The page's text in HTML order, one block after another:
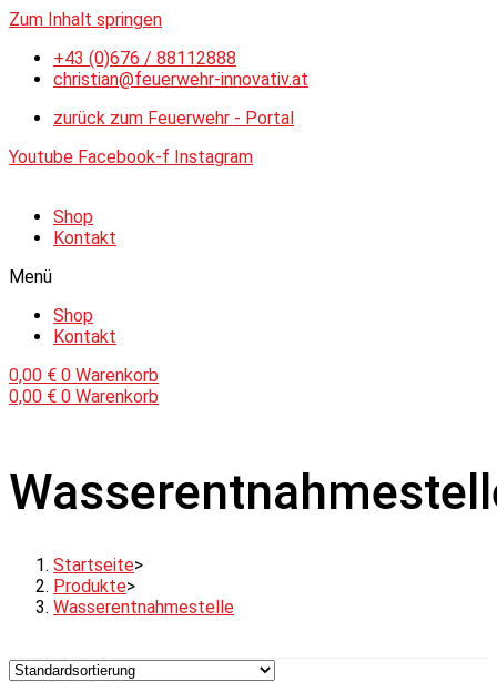
Zum Inhalt springen
+43 (0)676 / 88112888
christian@feuerwehr-innovativ.at
zurück zum Feuerwehr - Portal
Youtube Facebook-f Instagram
Shop
Kontakt
Menü
Shop
Kontakt
0,00 € 0 Warenkorb
0,00 € 0 Warenkorb
Startseite>
Produkte>
Wasserentnahmestelle